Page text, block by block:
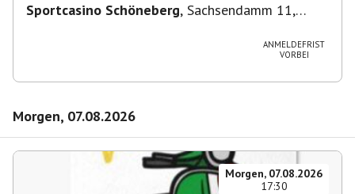
Sportcasino Schöneberg, Sachsendamm 11,
ANMELDEFRIST
VORBEI
Morgen, 07.08.2026
Morgen, 07.08.2026
17:30